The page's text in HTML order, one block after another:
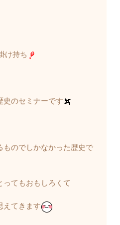
け持ち
史のセミナーです
のでしかなかった歴史で
てもおもしろくて
えてきます